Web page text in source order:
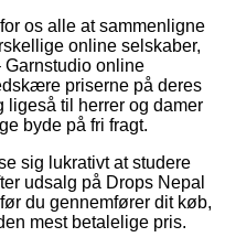
os alle at sammenligne
online selskaber,
Garnstudio online
priserne på deres
ligeså til herrer og damer
byde på fri fragt.
sig lukrativt at studere
udsalg på Drops Nepal
du gennemfører dit køb,
mest betalelige pris.